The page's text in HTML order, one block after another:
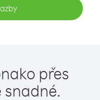
přes
snadné.